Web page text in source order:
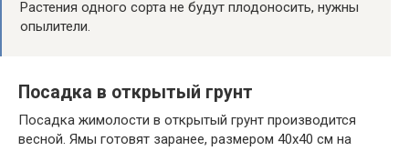
Растения одного сорта не будут плодоносить, нужны
опылители.
Посадка в открытый грунт
Посадка жимолости в открытый грунт производится
весной. Ямы готовят заранее, размером 40х40 см на